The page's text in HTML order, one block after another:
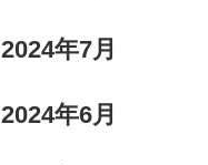
2024年7月
2024年6月